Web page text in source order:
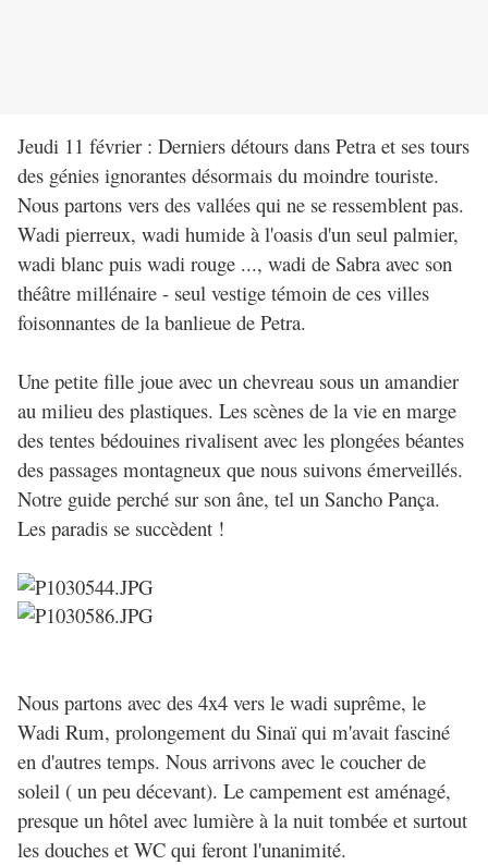
Jeudi 11 février : Derniers détours dans Petra et ses tours
des génies ignorantes désormais du moindre touriste.
Nous partons vers des vallées qui ne se ressemblent pas.
Wadi pierreux, wadi humide à l'oasis d'un seul palmier,
wadi blanc puis wadi rouge ..., wadi de Sabra avec son
théâtre millénaire - seul vestige témoin de ces villes
foisonnantes de la banlieue de Petra.
Une petite fille joue avec un chevreau sous un amandier
au milieu des plastiques. Les scènes de la vie en marge
des tentes bédouines rivalisent avec les plongées béantes
des passages montagneux que nous suivons émerveillés.
Notre guide perché sur son âne, tel un Sancho Pança.
Les paradis se succèdent !
Nous partons avec des 4x4 vers le wadi suprême, le
Wadi Rum, prolongement du Sinaï qui m'avait fasciné
en d'autres temps. Nous arrivons avec le coucher de
soleil ( un peu décevant). Le campement est aménagé,
presque un hôtel avec lumière à la nuit tombée et surtout
les douches et WC qui feront l'unanimité.